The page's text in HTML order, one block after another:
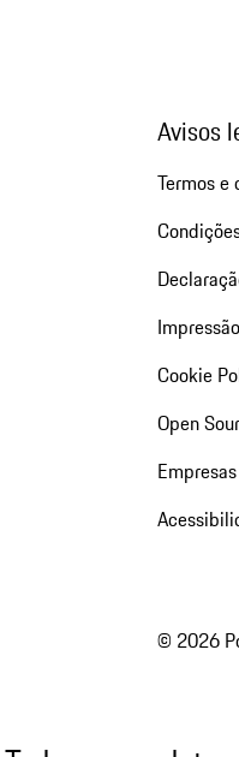
Avisos
Termos e
Cookie
Open
© 2026